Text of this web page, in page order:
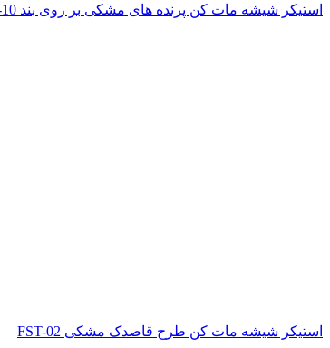
استیکر شیشه مات کن پرنده های مشکی بر روی بند FST-10
استیکر شیشه مات کن طرح قاصدک مشکی FST-02